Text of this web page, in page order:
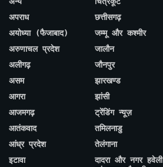
अपराध
अयोध्या (फैजाबाद)
अरुणाचल प्रदेश
अलीगढ़
असम
आगरा
आजमगढ़
आतंकवाद
आंध्र प्रदेश
इटावा
छत्तीसगढ़
जम्मू और कश्मीर
जालौन
जौनपुर
झारखण्ड
झांसी
ट्रेंडिंग न्यूज़
तमिलनाडु
तेलंगाना
दादरा और नगर हवेली